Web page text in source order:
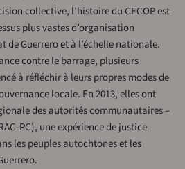
collective, l’histoire du CECOP est
plus vastes d’organisation
de Guerrero et à l’échelle nationale.
contre le barrage, plusieurs
à réfléchir à leurs propres modes de
locale. En 2013, elles ont
des autorités communautaires –
PC), une expérience de justice
les peuples autochtones et les